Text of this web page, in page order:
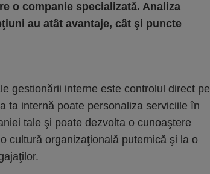
o companie specializată. Analiza
au atât avantaje, cât şi puncte
gestionării interne este controlul direct pe
ta internă poate personaliza serviciile în
tale şi poate dezvolta o cunoaştere
cultură organizaţională puternică şi la o